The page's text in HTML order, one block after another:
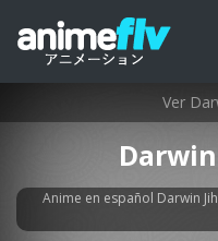
Ver
Anime en español Darwin